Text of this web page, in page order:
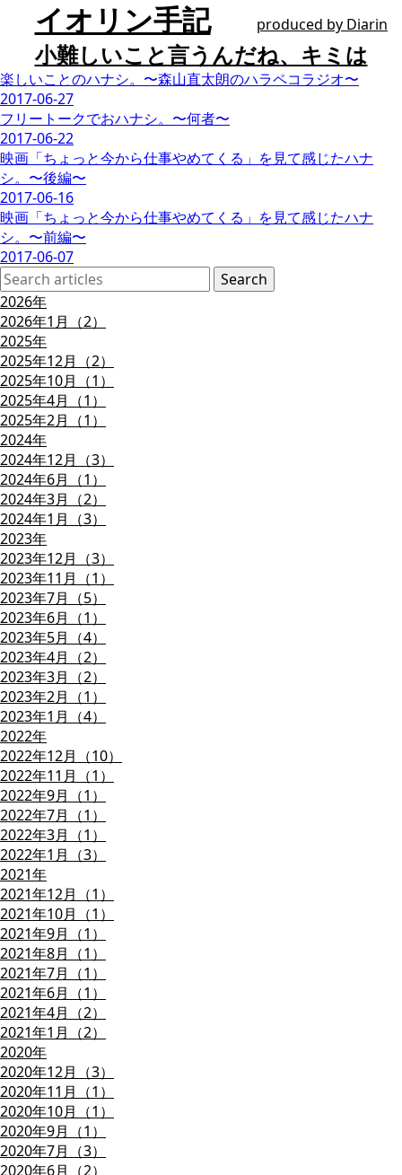
produced by Diarin
イオリン手記
小難しいこと言うんだね、キミは
楽しいことのハナシ。〜森山直太朗のハラペコラジオ〜
2017-06-27
フリートークでおハナシ。〜何者〜
2017-06-22
映画「ちょっと今から仕事やめてくる」を見て感じたハナ
シ。〜後編〜
2017-06-16
映画「ちょっと今から仕事やめてくる」を見て感じたハナ
シ。〜前編〜
2017-06-07
2026年
2026年1月（2）
2025年
2025年12月（2）
2025年10月（1）
2025年4月（1）
2025年2月（1）
2024年
2024年12月（3）
2024年6月（1）
2024年3月（2）
2024年1月（3）
2023年
2023年12月（3）
2023年11月（1）
2023年7月（5）
2023年6月（1）
2023年5月（4）
2023年4月（2）
2023年3月（2）
2023年2月（1）
2023年1月（4）
2022年
2022年12月（10）
2022年11月（1）
2022年9月（1）
2022年7月（1）
2022年3月（1）
2022年1月（3）
2021年
2021年12月（1）
2021年10月（1）
2021年9月（1）
2021年8月（1）
2021年7月（1）
2021年6月（1）
2021年4月（2）
2021年1月（2）
2020年
2020年12月（3）
2020年11月（1）
2020年10月（1）
2020年9月（1）
2020年7月（3）
2020年6月（2）